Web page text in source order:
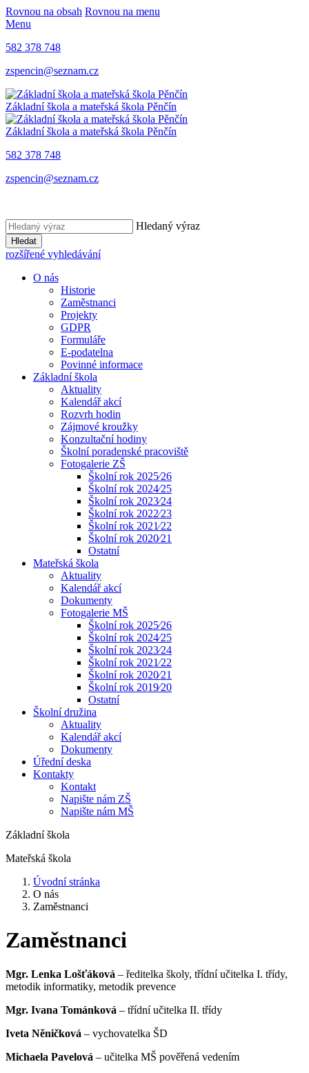
Rovnou na obsah Rovnou na menu
Menu
582 378 748
zspencin@seznam.cz
Základní škola a mateřská škola Pěnčín
Základní škola a mateřská škola Pěnčín
582 378 748
zspencin@seznam.cz
Hledaný výraz
Hledat
rozšířené vyhledávání
O nás
Historie
Zaměstnanci
Projekty
GDPR
Formuláře
E-podatelna
Povinné informace
Základní škola
Aktuality
Kalendář akcí
Rozvrh hodin
Zájmové kroužky
Konzultační hodiny
Školní poradenské pracoviště
Fotogalerie ZŠ
Školní rok 2025⁄26
Školní rok 2024⁄25
Školní rok 2023⁄24
Školní rok 2022⁄23
Školní rok 2021⁄22
Školní rok 2020⁄21
Ostatní
Mateřská škola
Aktuality
Kalendář akcí
Dokumenty
Fotogalerie MŠ
Školní rok 2025⁄26
Školní rok 2024⁄25
Školní rok 2023⁄24
Školní rok 2021⁄22
Školní rok 2020⁄21
Školní rok 2019⁄20
Ostatní
Školní družina
Aktuality
Kalendář akcí
Dokumenty
Úřední deska
Kontakty
Kontakt
Napište nám ZŠ
Napište nám MŠ
Základní škola
Mateřská škola
Úvodní stránka
O nás
Zaměstnanci
Zaměstnanci
Mgr. Lenka Lošťáková – ředitelka školy, třídní učitelka I. třídy,
metodik informatiky, metodik prevence
Mgr. Ivana Tománková – třídní učitelka II. třídy
Iveta Něničková – vychovatelka ŠD
Michaela Pavelová – učitelka MŠ pověřená vedením